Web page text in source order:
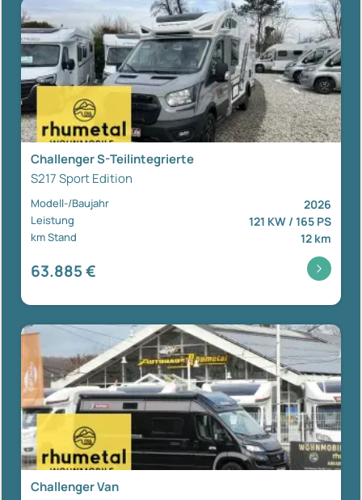
Challenger S-Teilintegrierte
S217 Sport Edition
Modell-/Baujahr 2026
Leistung 121 KW / 165 PS
km Stand 12 km
63.885 €
Challenger Van